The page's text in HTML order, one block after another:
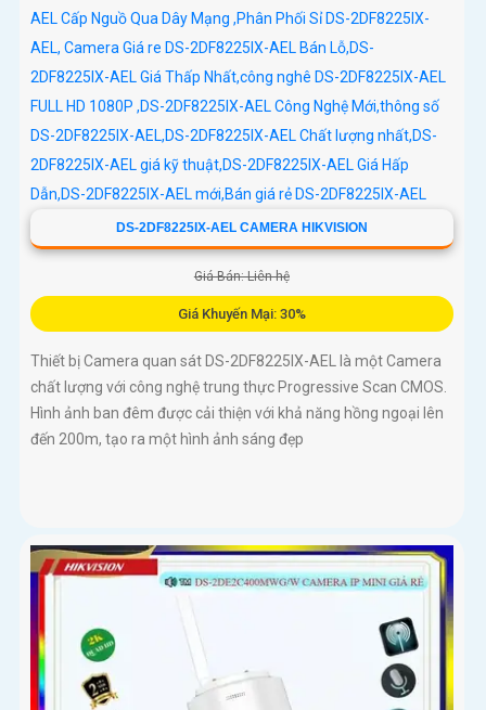
DS-2DF8225IX-AEL CAMERA HIKVISION
Giá Bán: Liên hệ
Giá Khuyến Mại: 30%
Thiết bị Camera quan sát DS-2DF8225IX-AEL là một Camera
chất lượng với công nghệ trung thực Progressive Scan CMOS.
Hình ảnh ban đêm được cải thiện với khả năng hồng ngoại lên
đến 200m, tạo ra một hình ảnh sáng đẹp